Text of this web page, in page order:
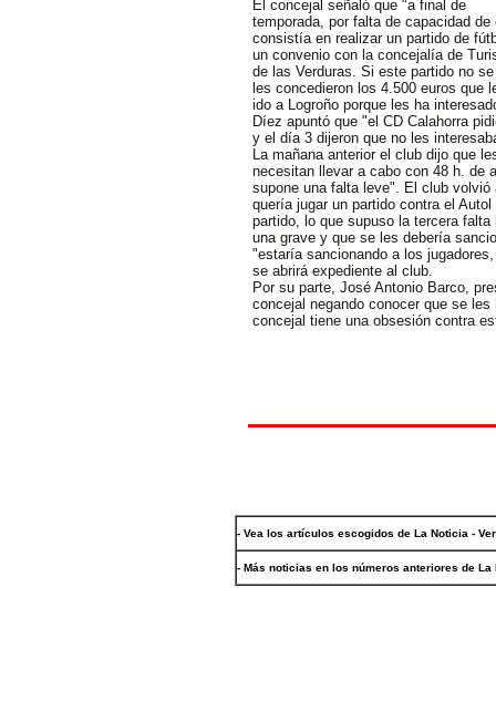
El concejal señaló que "a final de
temporada, por falta de capacidad
consistía en realizar un partido de
un convenio con la concejalía de
de las Verduras. Si este partido no
les concedieron los 4.500 euros que
ido a Logroño porque les ha
Díez apuntó que "el CD Calahorra
y el día 3 dijeron que no les
La mañana anterior el club dijo que
necesitan llevar a cabo con 48 h. de
supone una falta leve". El club
quería jugar un partido contra el
partido, lo que supuso la tercera
una grave y que se les debería
"estaría sancionando a los
se abrirá expediente al club.
Por su parte, José Antonio Barco,
concejal negando conocer que se
concejal tiene una obsesión contra
- Vea los artículos escogidos de La Noticia -
- Más noticias en los números anteriores de La